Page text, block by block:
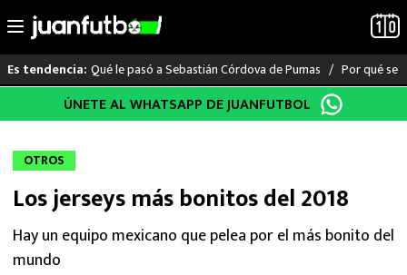
al
Es tendencia: Qué le pasó a Sebastián Córdova de Pumas Por qué se
LO ÚLTIMO
LIGA MX
RAYADOS
PUMAS
ÚNETE AL WHATSAPP DE JUANFUTBOL
OTROS
Los jerseys más bonitos del 2018
Hay un equipo mexicano que pelea por el más bonito del
mundo